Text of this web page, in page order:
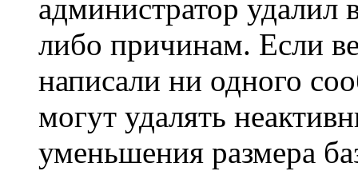
администратор
либо причинам. Если
написали ни одного
могут удалять
уменьшения размера